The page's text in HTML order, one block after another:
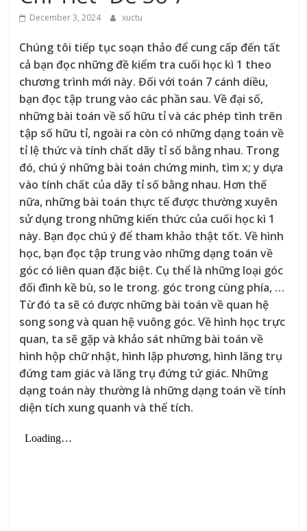
December 3, 2024 xuctu
Chúng tôi tiếp tục soạn thảo để cung cấp đến tất
cả bạn đọc những đề kiểm tra cuối học kì 1 theo
chương trình mới này. Đối với toán 7 cánh diều,
bạn đọc tập trung vào các phần sau. Về đại số,
những bài toán về số hữu tỉ và các phép tình trên
tập số hữu tỉ, ngoài ra còn có những dạng toán về
tỉ lệ thức và tính chất dãy tỉ số bằng nhau. Trong
đó, chú ý những bài toán chứng minh, tìm x; y dựa
vào tính chất của dãy tỉ số bằng nhau. Hơn thế
nữa, những bài toán thực tế được thường xuyên
sử dụng trong những kiến thức của cuối học kì 1
này. Bạn đọc chú ý để tham khảo thật tốt. Về hình
học, bạn đọc tập trung vào những dạng toán về
góc có liên quan đặc biệt. Cụ thể là những loại góc
đối đình kề bù, so le trong. góc trong cùng phía, …
Từ đó ta sẽ có được những bài toán về quan hệ
song song và quan hệ vuông góc. Về hình học trực
quan, ta sẽ gặp và khảo sát những bài toán về
hình hộp chữ nhật, hình lập phương, hình lăng trụ
đứng tam giác và lăng trụ đứng tứ giác. Những
dạng toán này thường là những dạng toán về tính
diện tích xung quanh và thể tích.